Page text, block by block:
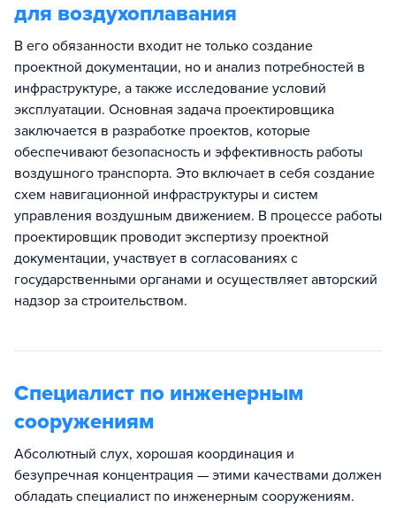
для воздухоплавания
В его обязанности входит не только создание
проектной документации, но и анализ потребностей в
инфраструктуре, а также исследование условий
эксплуатации. Основная задача проектировщика
заключается в разработке проектов, которые
обеспечивают безопасность и эффективность работы
воздушного транспорта. Это включает в себя создание
схем навигационной инфраструктуры и систем
управления воздушным движением. В процессе работы
проектировщик проводит экспертизу проектной
документации, участвует в согласованиях с
государственными органами и осуществляет авторский
надзор за строительством.
Специалист по инженерным
сооружениям
Абсолютный слух, хорошая координация и
безупречная концентрация — этими качествами должен
обладать специалист по инженерным сооружениям.